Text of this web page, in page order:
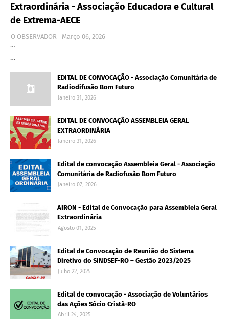
Extraordinária - Associação Educadora e Cultural
de Extrema-AECE
O OBSERVADOR
Março 06, 2026
…
…
EDITAL DE CONVOCAÇÃO - Associação Comunitária de
Radiodifusão Bom Futuro
Janeiro 31, 2026
EDITAL DE CONVOCAÇÃO ASSEMBLEIA GERAL
EXTRAORDINÁRIA
Janeiro 31, 2026
Edital de convocação Assembleia Geral - Associação
Comunitária de Radiofusão Bom Futuro
Janeiro 07, 2026
AIRON - Edital de Convocação para Assembleia Geral
Extraordinária
Agosto 01, 2025
Edital de Convocação de Reunião do Sistema
Diretivo do SINDSEF-RO – Gestão 2023/2025
Julho 22, 2025
Edital de convocação - Associação de Voluntários
das Ações Sócio Cristã-RO
Abril 24, 2025